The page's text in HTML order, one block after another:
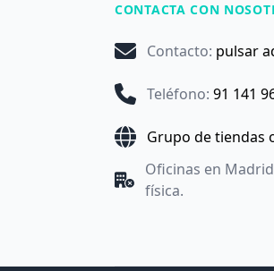
CONTACTA CON
Contacto: pulsar
Teléfono: 91 141
Grupo de tiendas
Oficinas en
física.